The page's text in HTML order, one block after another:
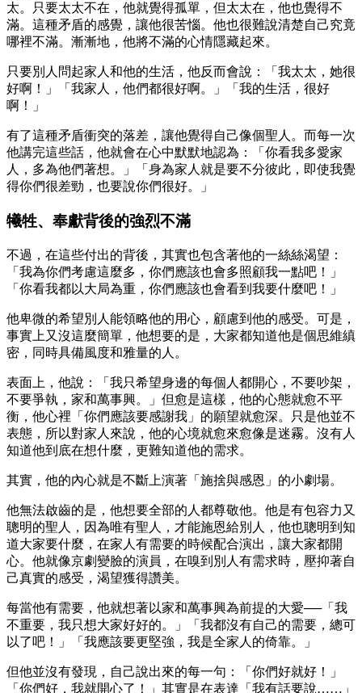
太。只要太太不在，他就覺得孤單，但太太在，他也覺得不
滿。這種矛盾的感覺，讓他很苦惱。他也很難說清楚自己究竟
哪裡不滿。漸漸地，他將不滿的心情隱藏起來。
只要別人問起家人和他的生活，他反而會說：「我太太，她很
好啊！」「我家人，他們都很好啊。」「我的生活，很好
啊！」
有了這種矛盾衝突的落差，讓他覺得自己像個聖人。而每一次
他講完這些話，他就會在心中默默地認為：「你看我多愛家
人，多為他們著想。」「身為家人就是要不分彼此，即使我覺
得你們很差勁，也要說你們很好。」
犧牲、奉獻背後的強烈不滿
不過，在這些付出的背後，其實也包含著他的一絲絲渴望：
「我為你們考慮這麼多，你們應該也會多照顧我一點吧！」
「你看我都以大局為重，你們應該也會看到我要什麼吧！」
他卑微的希望別人能領略他的用心，顧慮到他的感受。可是，
事實上又沒這麼簡單，他想要的是，大家都知道他是個思維縝
密，同時具備風度和雅量的人。
表面上，他說：「我只希望身邊的每個人都開心，不要吵架，
不要爭執，家和萬事興。」但愈是這樣，他的心態就愈不平
衡，他心裡「你們應該要感謝我」的願望就愈深。只是他並不
表態，所以對家人來說，他的心境就愈來愈像是迷霧。沒有人
知道他到底在想什麼，更難知道他的需求。
其實，他的內心就是不斷上演著「施捨與感恩」的小劇場。
他無法啟齒的是，他想要全部的人都尊敬他。他是有包容力又
聰明的聖人，因為唯有聖人，才能施恩給別人，他也聰明到知
道大家要什麼，在家人有需要的時候配合演出，讓大家都開
心。他就像京劇變臉的演員，在嗅到別人有需求時，壓抑著自
己真實的感受，渴望獲得讚美。
每當他有需要，他就想著以家和萬事興為前提的大愛──「我
不重要，我只想大家好好的。」「我都沒有自己的需要，總可
以了吧！」「我應該要更堅強，我是全家人的倚靠。」
但他並沒有發現，自己說出來的每一句：「你們好就好！」
「你們好，我就開心了！」其實是在表達「我有話要說……」